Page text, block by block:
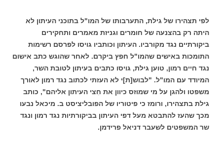
לפי תצהירו של גילת, התערבותו של המו"ל בתוכני העיתון לא
היתה רק בהצנעה של חומרים וגניזת מאמרים ותחקירים
ביקורתיים נגד מקורביו. העיתון וכותביו גויסו לפרסם רשימות
התומכות באישים שהמו"ל חפץ ביקרם. לאחר שהוגש כתב אישום
נגד חיים רמון, טוען גילת, גויסו כתבים בעיתון לטובת השר,
המיודד עם המו"ל. "לבוש[ת]י לא העזתי לכתוב נגד רמון לאורך
משפטו ולהגן על מי שמוזס כיוון את חִצי העיתון אליהם", כותב
גילת בתצהירו, ורומז כי פיטוריו של הפובליציסט ב. מיכאל נבעו
מכך שהעז להתבטא מעל דפי העיתון בביקורתיות נגד רמון ונגד
שר המשפטים לשעבר דניאל פרידמן.